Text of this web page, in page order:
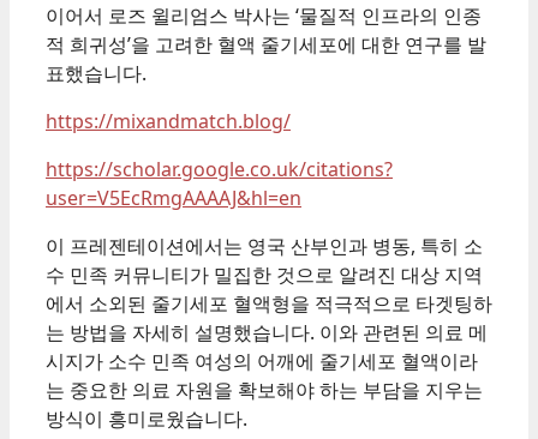
이어서 로즈 윌리엄스 박사는 ‘물질적 인프라의 인종
적 희귀성’을 고려한 혈액 줄기세포에 대한 연구를 발
표했습니다.
https://mixandmatch.blog/
https://scholar.google.co.uk/citations?
user=V5EcRmgAAAAJ&hl=en
이 프레젠테이션에서는 영국 산부인과 병동, 특히 소
수 민족 커뮤니티가 밀집한 것으로 알려진 대상 지역
에서 소외된 줄기세포 혈액형을 적극적으로 타겟팅하
는 방법을 자세히 설명했습니다. 이와 관련된 의료 메
시지가 소수 민족 여성의 어깨에 줄기세포 혈액이라
는 중요한 의료 자원을 확보해야 하는 부담을 지우는
방식이 흥미로웠습니다.